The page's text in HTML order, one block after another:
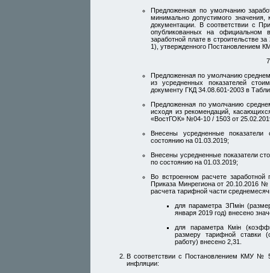
Предложенная по умолчанию
минимально допустимого значения,
документации. В соответствии с
опубликованных на официальном
заработной плате в строительстве
1), утвержденного Постановлением
Предложенная по умолчанию
из усредненных показателей
документу ГКД 34.08.601-2003 в
Предложенная по умолчанию
исходя из рекомендаций,
«ВостГОК» №04-10 / 1503 от
Внесены усредненные
состоянию на 01.03.2019;
Внесены усредненные показатели
по состоянию на 01.03.2019;
Во встроенном расчете
Приказа Минрегиона от 20.10.2016
расчета тарифной части
для параметра ЗПмін
января 2019 год) внесено
для параметра Кмін
размеру тарифной ставки
работу) внесено 2,31.
В соответствии с Постановлением КМУ №
инфляции: